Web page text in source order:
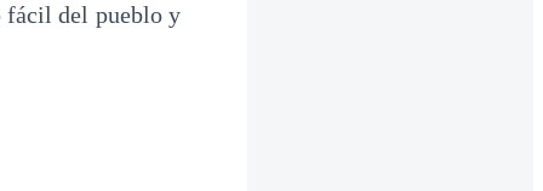
fácil del pueblo y